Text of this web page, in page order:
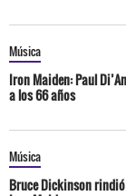
Música
Iron Maiden: Paul
a los 66 años
Música
Bruce Dickinson